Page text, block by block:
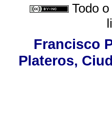
Todo
Francisco
Plateros,